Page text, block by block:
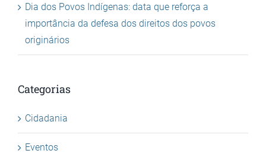
Dia dos Povos Indígenas: data que reforça a
importância da defesa dos direitos dos povos
originários
Categorias
Cidadania
Eventos